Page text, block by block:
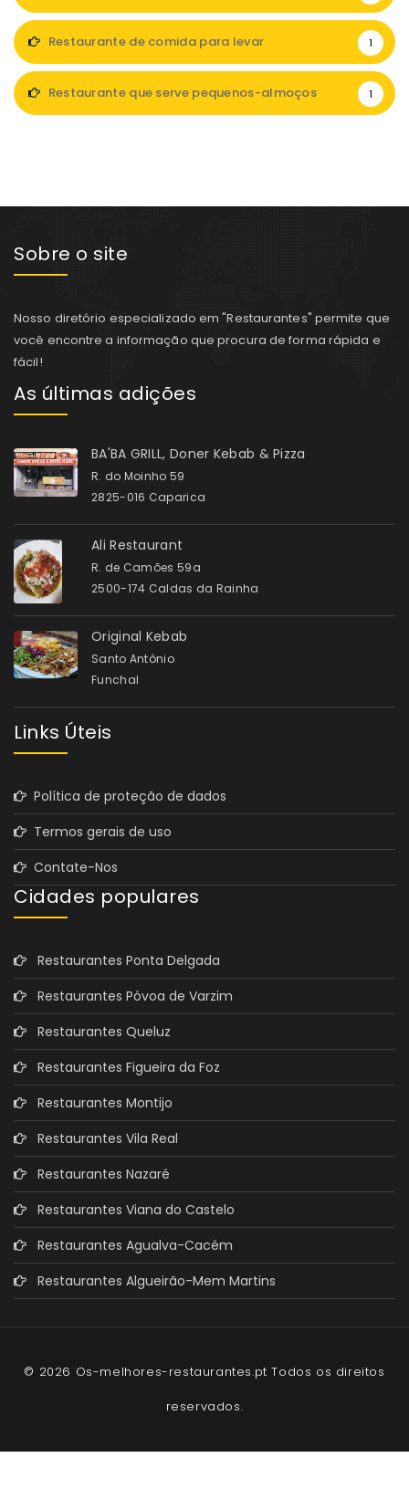
Restaurante de comida para levar 1
Restaurante que serve pequenos-almoços 1
Sobre o site
Nosso diretório especializado em "Restaurantes" permite que
você encontre a informação que procura de forma rápida e
fácil!
As últimas adições
BA'BA GRILL, Doner Kebab & Pizza
R. do Moinho 59
2825-016 Caparica
Ali Restaurant
R. de Camões 59a
2500-174 Caldas da Rainha
Original Kebab
Santo Antônio
Funchal
Links Úteis
Política de proteção de dados
Termos gerais de uso
Contate-Nos
Cidades populares
Restaurantes Ponta Delgada
Restaurantes Póvoa de Varzim
Restaurantes Queluz
Restaurantes Figueira da Foz
Restaurantes Montijo
Restaurantes Vila Real
Restaurantes Nazaré
Restaurantes Viana do Castelo
Restaurantes Agualva-Cacém
Restaurantes Algueirão-Mem Martins
© 2026 Os-melhores-restaurantes.pt Todos os direitos
reservados.